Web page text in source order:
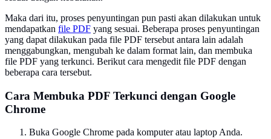
Maka dari itu, proses penyuntingan pun pasti akan dilakukan untuk
mendapatkan file PDF yang sesuai. Beberapa proses penyuntingan
yang dapat dilakukan pada file PDF tersebut antara lain adalah
menggabungkan, mengubah ke dalam format lain, dan membuka
file PDF yang terkunci. Berikut cara mengedit file PDF dengan
beberapa cara tersebut.
Cara Membuka PDF Terkunci dengan Google
Chrome
Buka Google Chrome pada komputer atau laptop Anda.